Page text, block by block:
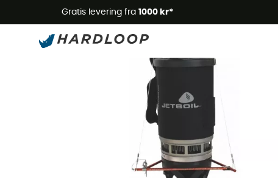
Gratis levering fra 1000 kr*